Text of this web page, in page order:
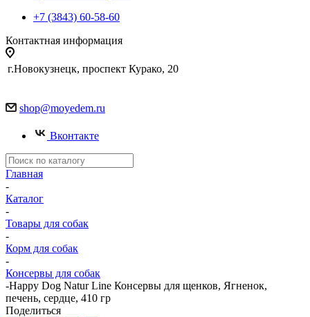
+7 (3843) 60-58-60
Контактная информация
г.Новокузнецк, проспект Курако, 20
shop@moyedem.ru
Вконтакте
Главная
-
Каталог
-
Товары для собак
-
Корм для собак
-
Консервы для собак
-Happy Dog Natur Line Консервы для щенков, Ягненок,
печень, сердце, 410 гр
Поделиться